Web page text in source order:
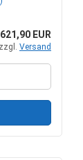
621,90 EUR
Versand